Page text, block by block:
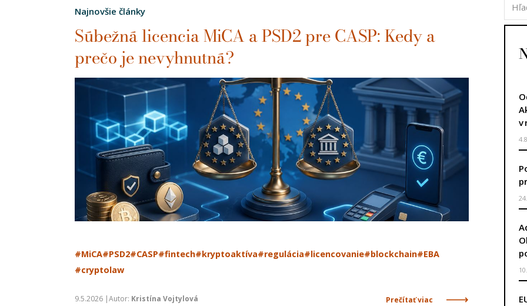
Najnovšie články
Súbežná licencia MiCA a PSD2 pre CASP: Kedy a
prečo je nevyhnutná?
#MiCA#PSD2#CASP#fintech#kryptoaktíva#regulácia#licencovanie#blockchain#EBA
#cryptolaw
9.5.2026 |Autor: Kristína Vojtylová Prečítať viac
v